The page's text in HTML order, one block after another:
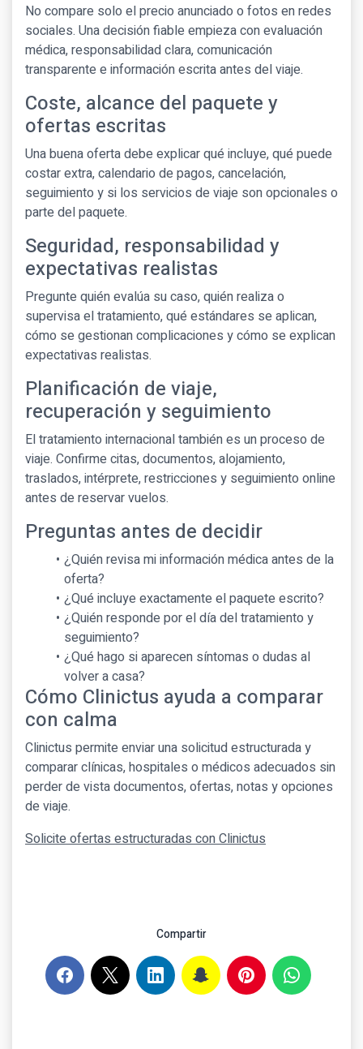
No compare solo el precio anunciado o fotos en redes
sociales. Una decisión fiable empieza con evaluación
médica, responsabilidad clara, comunicación
transparente e información escrita antes del viaje.
Coste, alcance del paquete y
ofertas escritas
Una buena oferta debe explicar qué incluye, qué puede
costar extra, calendario de pagos, cancelación,
seguimiento y si los servicios de viaje son opcionales o
parte del paquete.
Seguridad, responsabilidad y
expectativas realistas
Pregunte quién evalúa su caso, quién realiza o
supervisa el tratamiento, qué estándares se aplican,
cómo se gestionan complicaciones y cómo se explican
expectativas realistas.
Planificación de viaje,
recuperación y seguimiento
El tratamiento internacional también es un proceso de
viaje. Confirme citas, documentos, alojamiento,
traslados, intérprete, restricciones y seguimiento online
antes de reservar vuelos.
Preguntas antes de decidir
¿Quién revisa mi información médica antes de la
oferta?
¿Qué incluye exactamente el paquete escrito?
¿Quién responde por el día del tratamiento y
seguimiento?
¿Qué hago si aparecen síntomas o dudas al
volver a casa?
Cómo Clinictus ayuda a comparar
con calma
Clinictus permite enviar una solicitud estructurada y
comparar clínicas, hospitales o médicos adecuados sin
perder de vista documentos, ofertas, notas y opciones
de viaje.
Solicite ofertas estructuradas con Clinictus
Compartir